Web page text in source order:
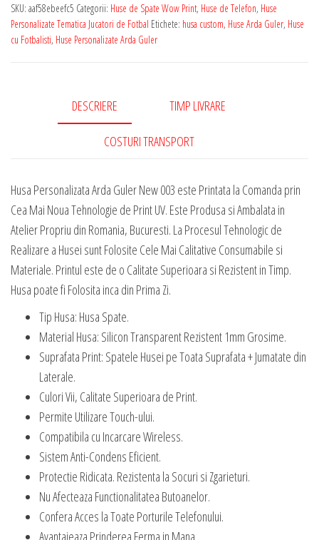
Personalizata
cu
SKU: aaf58ebeefc5 Categorii: Huse de Spate Wow Print, Huse de Telefon, Huse
Personalizate Tematica Jucatori de Fotbal Etichete: husa custom, Huse Arda Guler, Huse
cu Fotbalisti, Huse Personalizate Arda Guler
DESCRIERE TIMP LIVRARE
COSTURI TRANSPORT
Husa Personalizata Arda Guler New 003 este Printata la Comanda prin
Cea Mai Noua Tehnologie de Print UV. Este Produsa si Ambalata in
Atelier Propriu din Romania, Bucuresti. La Procesul Tehnologic de
Realizare a Husei sunt Folosite Cele Mai Calitative Consumabile si
Materiale. Printul este de o Calitate Superioara si Rezistent in Timp.
Husa poate fi Folosita inca din Prima Zi.
Tip Husa: Husa Spate.
Material Husa: Silicon Transparent Rezistent 1mm Grosime.
Suprafata Print: Spatele Husei pe Toata Suprafata + Jumatate din
Laterale.
Culori Vii, Calitate Superioara de Print.
Permite Utilizare Touch-ului.
Compatibila cu Incarcare Wireless.
Sistem Anti-Condens Eficient.
Protectie Ridicata. Rezistenta la Socuri si Zgarieturi.
Nu Afecteaza Functionalitatea Butoanelor.
Confera Acces la Toate Porturile Telefonului.
Avantajeaza Prinderea Ferma in Mana.